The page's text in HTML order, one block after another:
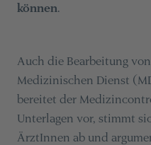
können.
Auch die Bearbeitung
Medizinischen Dienst
bereitet der
Unterlagen vor, stimmt
ÄrztInnen ab und